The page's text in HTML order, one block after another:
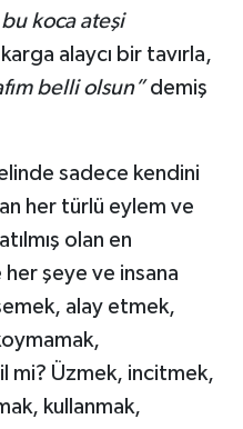
koca ateşi
alaycı bir tavırla,
belli olsun”demiş
sadece kendini
her türlü eylem ve
olan en
şeye ve insana
alay etmek,
mi? Üzmek, incitmek,
kullanmak,